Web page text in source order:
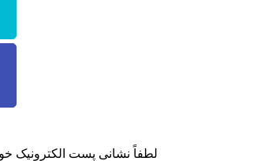
لطفاً نشانی پست الکترونیک